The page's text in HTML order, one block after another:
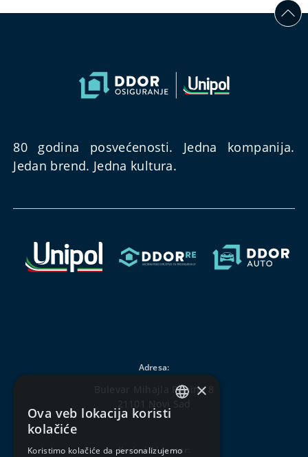
80 godina posvećenosti. Jedna kompanija.
Jedan brend. Jedna kultura.
Adresa:
Bulevar Mihajla Pupina 8
21101 Novi Sad
Korisnički centar:
×
Ova veb lokacija koristi
kolačiće
Koristimo kolačiće da personalizujemo